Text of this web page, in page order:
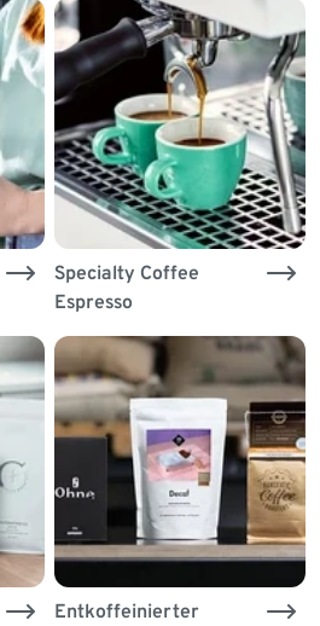
Specialty Coffee
Espresso
Entkoffeinierter